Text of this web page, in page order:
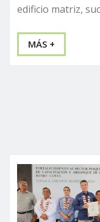
edificio matriz,
MÁS +